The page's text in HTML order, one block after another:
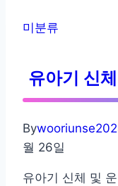
발
달
미분류
유아기 신
By
월 26일
유아기 신체 및